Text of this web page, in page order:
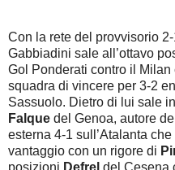
Con la rete del provvisorio
Gabbiadini sale all’ottavo
Gol Ponderati contro il
squadra di vincere per 3-2
Sassuolo. Dietro di lui sale
Falque del Genoa, autore
esterna 4-1 sull’Atalanta
vantaggio con un rigore di